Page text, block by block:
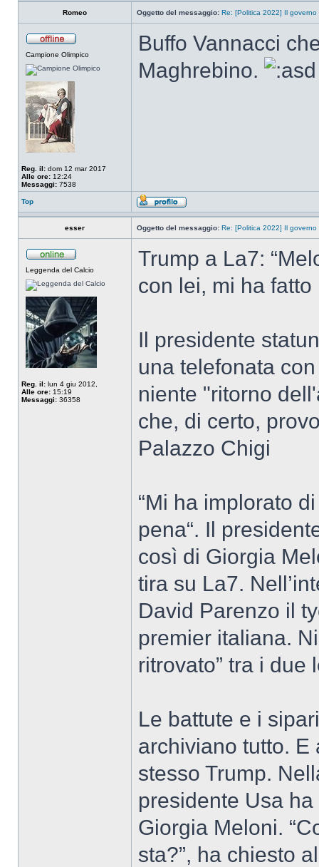
Romeo Oggetto del messaggio: Re: [Politica 2022] Il governo
Campione Olimpico
Reg. il: dom 12 mar 2017
Alle ore: 12:24
Messaggi: 7538
Buffo Vannacci
Maghrebino.
Top
esser Oggetto del messaggio: Re: [Politica 2022] Il governo
Leggenda del Calcio
Reg. il: lun 4 giu 2012,
Alle ore: 15:19
Messaggi: 36358
Trump a La7:
con lei, mi ha fatto
Il presidente
una telefonata
niente "ritorno
che, di certo,
Palazzo Chigi
“Mi ha implorato
pena“. Il
così di Giorgia
tira su La7.
David Parenzo il
premier italiana.
ritrovato” tra i due
Le battute e i
archiviano tutto. E
stesso Trump.
presidente Usa
Giorgia Meloni.
sta?”, ha chiesto